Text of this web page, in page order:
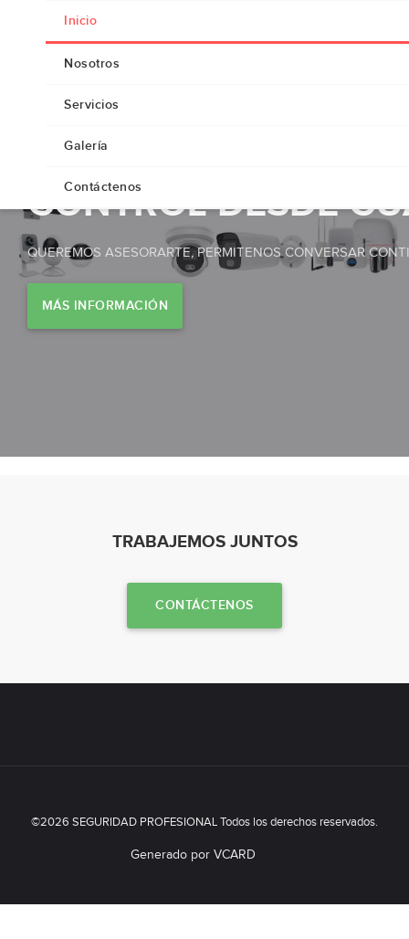
Inicio
Nosotros
Servicios
Galería
Contáctenos
CONTROL DESDE
QUEREMOS ASESORARTE, PERMITENOS CONVERSAR
MÁS INFORMACIÓN
TRABAJEMOS JUNTOS
CONTÁCTENOS
©2026 SEGURIDAD PROFESIONAL Todos los derechos reservados.
Generado por VCARD